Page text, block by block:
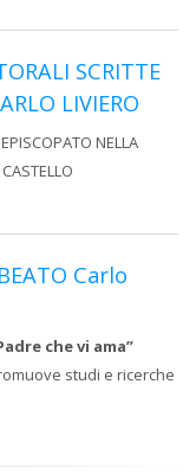
SCRITTE
LIVIERO
NELLA
Carlo
che vi ama”
studi e ricerche